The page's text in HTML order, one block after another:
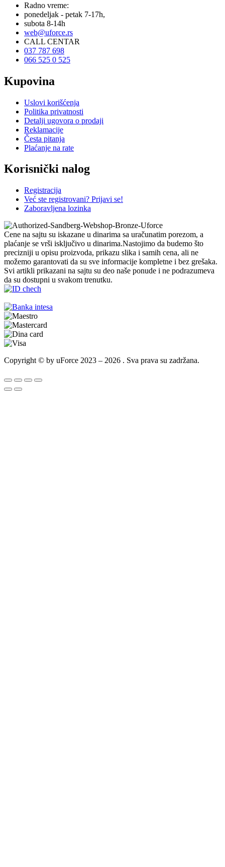
Radno vreme:
ponedeljak - petak 7-17h,
subota 8-14h
web@uforce.rs
CALL CENTAR
037 787 698
066 525 0 525
Kupovina
Uslovi korišćenja
Politika privatnosti
Detalji ugovora o prodaji
Reklamacije
Česta pitanja
Plaćanje na rate
Korisnički nalog
Registracija
Već ste registrovani? Prijavi se!
Zaboravljena lozinka
Cene na sajtu su iskazane u dinarima sa uračunatim porezom, a
plaćanje se vrši isključivo u dinarima.Nastojimo da budemo što
precizniji u opisu proizvoda, prikazu slika i samih cena, ali ne
možemo garantovati da su sve informacije kompletne i bez grešaka.
Svi artikli prikazani na sajtu su deo naše ponude i ne podrazumeva
da su dostupni u svakom trenutku.
Copyright © by uForce 2023 – 2026 . Sva prava su zadržana.